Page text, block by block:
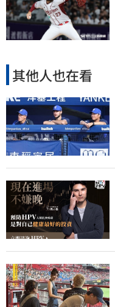
其他人也在看